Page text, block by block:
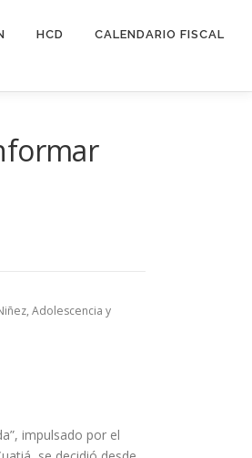
HCD CALENDARIO FISCAL
Adolescencia y
impulsado por el